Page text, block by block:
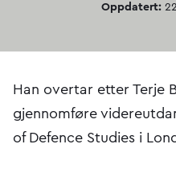
Oppdatert:
Han overtar etter Terje
gjennomføre
of Defence Studies i